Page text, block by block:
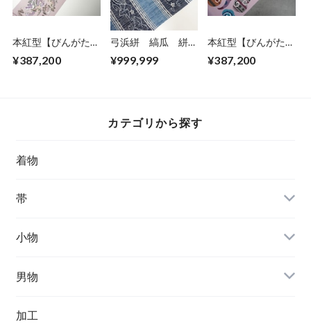
本紅型【びんがた工
作 龍瑞雲宝珠
¥387,200
弓浜絣 縞瓜 絣音
房) 【価格につい
¥999,999
本紅型【びんがた工
作 雲
¥387,200
カテゴリから探す
着物
帯
小物
男物
加工